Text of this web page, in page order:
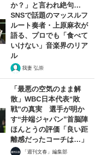
か？」と言われ絶句…
SNSで話題のマッスルフ
ルート奏者・上原麻衣が
語る、プロでも「食べて
いけない」音楽界のリア
ル
我妻 弘崇
「最悪の空気のまま解
散」WBC日本代表“敗
戦”の真実 選手が明か
す“井端ジャパン”首脳陣
ほんとうの評価「良い距
離感だったコーチは…」
「週刊文春」編集部